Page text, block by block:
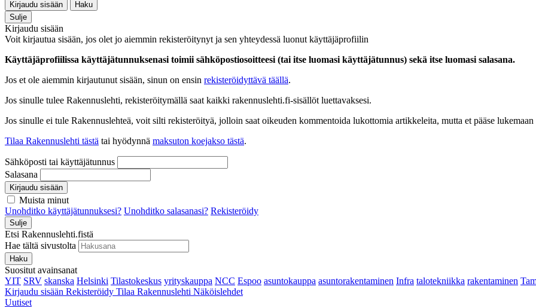
Kirjaudu sisään
Haku
Sulje
Kirjaudu sisään
Voit kirjautua sisään, jos olet jo aiemmin rekisteröitynyt ja sen yhteydessä luonut käyttäjäprofiilin
Käyttäjäprofiilissa käyttäjätunnuksenasi toimii sähköpostiosoitteesi (tai itse luomasi käyttäjätunnus) sekä itse luomasi salasana.
Jos et ole aiemmin kirjautunut sisään, sinun on ensin rekisteröidyttävä täällä.
Jos sinulle tulee Rakennuslehti, rekisteröitymällä saat kaikki rakennuslehti.fi-sisällöt luettavaksesi.
Jos sinulle ei tule Rakennuslehteä, voit silti rekisteröityä, jolloin saat oikeuden kommentoida lukottomia artikkeleita, mutta et pääse
Tilaa Rakennuslehti tästä tai hyödynnä maksuton koejakso tästä.
Sähköposti tai käyttäjätunnus
Salasana
Kirjaudu sisään
Muista minut
Unohditko käyttäjätunnuksesi? Unohditko salasanasi? Rekisteröidy
Sulje
Etsi Rakennuslehti.fistä
Hae tältä sivustolta
Haku
Suositut avainsanat
YIT SRV skanska Helsinki Tilastokeskus yrityskauppa NCC Espoo asuntokauppa asuntorakentaminen Infra talotekniikka rakentaminen
Kirjaudu sisään Rekisteröidy Tilaa Rakennuslehti Näköislehdet
Uutiset